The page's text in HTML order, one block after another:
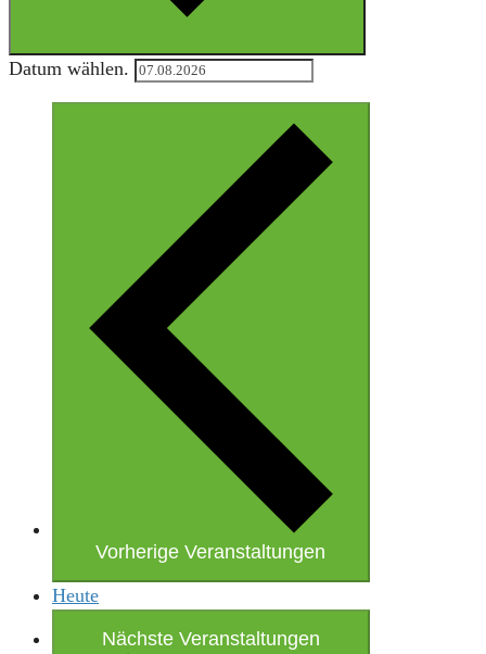
Datum wählen.
VorherigeVeranstaltungen
Heute
Nächste Veranstaltungen